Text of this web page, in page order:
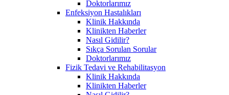
Doktorlarımız
Enfeksiyon Hastalıkları
Klinik Hakkında
Klinikten Haberler
Nasıl Gidilir?
Sıkça Sorulan Sorular
Doktorlarımız
Fizik Tedavi ve Rehabilitasyon
Klinik Hakkında
Klinikten Haberler